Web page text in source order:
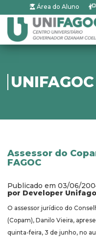
Área do Aluno
UNIFAGOC
Assessor do
FAGOC
Publicado em 03/06/
por Developer
O assessor jurídico do
(Copam), Danilo Vieira,
quinta-feira, 3 de junho, no